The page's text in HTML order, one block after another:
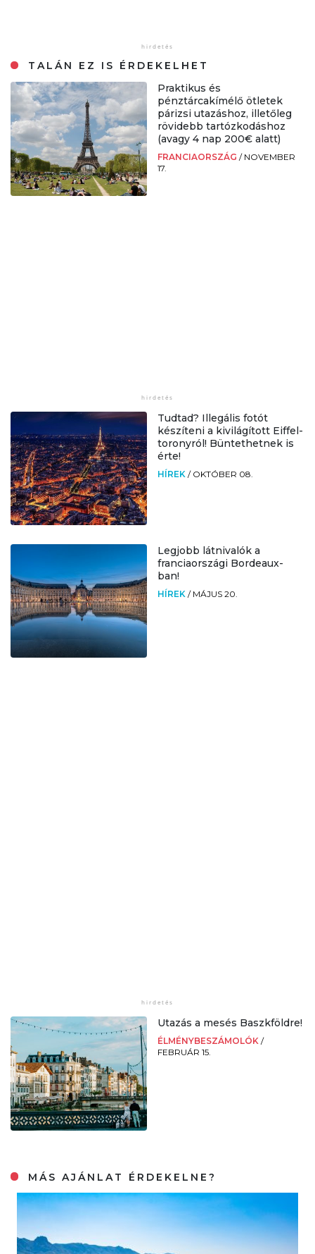
TALÁN EZ IS ÉRDEKELHET
Praktikus és
pénztárcakímélő ötletek
párizsi utazáshoz, illetőleg
rövidebb tartózkodáshoz
(avagy 4 nap 200€ alatt)
FRANCIAORSZÁG / NOVEMBER
17.
Tudtad? Illegális fotót
készíteni a kivilágított Eiffel-
toronyról! Büntethetnek is
érte!
HÍREK / OKTÓBER 08.
Legjobb látnivalók a
franciaországi Bordeaux-
ban!
HÍREK / MÁJUS 20.
Utazás a mesés Baszkföldre!
ÉLMÉNYBESZÁMOLÓK /
FEBRUÁR 15.
MÁS AJÁNLAT ÉRDEKELNE?